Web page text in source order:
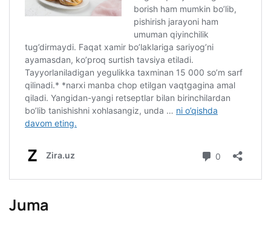
Juma